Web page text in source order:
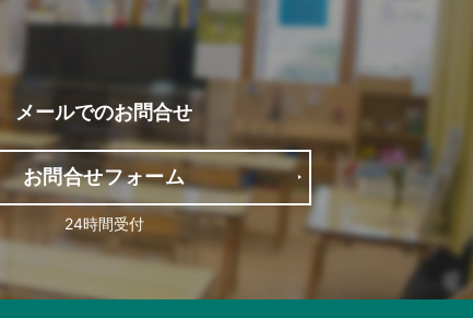
メールでのお問合せ
お問合せフォーム
24時間受付